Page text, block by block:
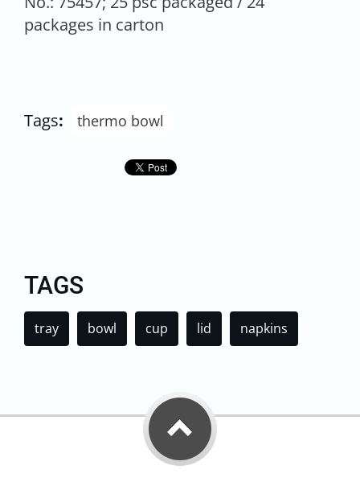
packages in carton
Tags: thermo bowl
TAGS
tray bowl cup lid napkins